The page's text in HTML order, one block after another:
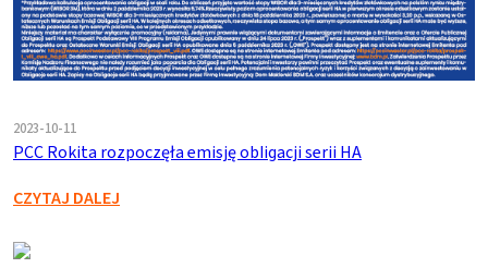
2023-10-11
PCC Rokita rozpoczęła emisję obligacji serii HA
CZYTAJ DALEJ